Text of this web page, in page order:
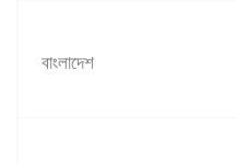
বাংলাদেশ